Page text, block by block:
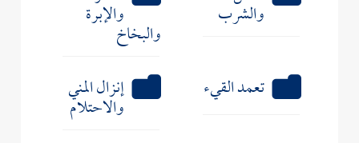
والشرب والإبرة
والبخاخ
تعمد القيء
إنزال المني
والاحتلام